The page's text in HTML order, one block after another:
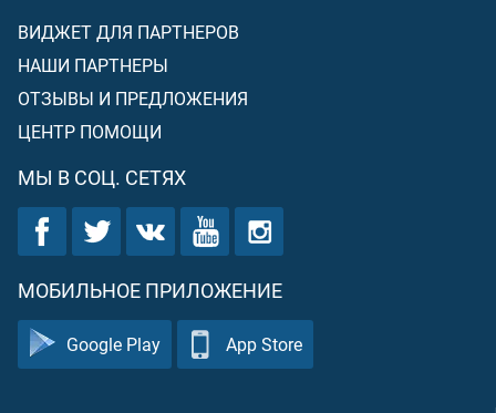
ВИДЖЕТ ДЛЯ ПАРТНЕРОВ
НАШИ ПАРТНЕРЫ
ОТЗЫВЫ И ПРЕДЛОЖЕНИЯ
ЦЕНТР ПОМОЩИ
МЫ В СОЦ. СЕТЯХ
МОБИЛЬНОЕ ПРИЛОЖЕНИЕ
Google Play App Store